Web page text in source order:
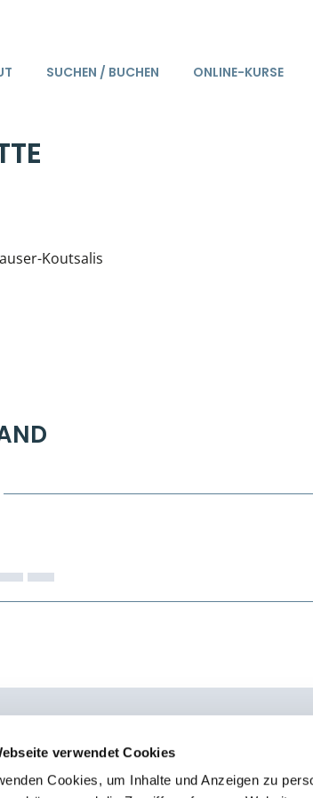
verwendet Cookies
Cookies, um Inhalte und Anzeigen zu
SUCHEN / BUCHEN ONLINE-KURSE
Koutsalis
0451 - 4 79 95 0